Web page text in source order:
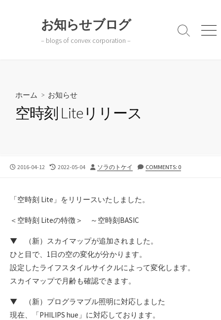
お知らせブログ
– blogs of convex corporation –
検
メ
ホーム > お知らせ
空時刻 Liteリリース
公
2016-04-12
最
日
2022-05-04
投
ソラのトケイ COMMENTS: 0
「空時刻 Lite」をリリースいたしました。
＜空時刻 Liteの特徴＞ ～空時刻BASIC
▼ （新）スカイマップが追加されました。
ひと目で、1日の空の変化が分かります。
設定したライフスタイルサイクルによって変化します。
スカイマップで月齢も確認できます。
▼ （新）プログラマブル照明に対応しました
現在、「PHILIPS hue」に対応しております。